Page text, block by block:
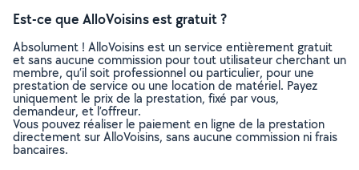
Est-ce que AlloVoisins est gratuit ?
Absolument ! AlloVoisins est un service entièrement gratuit
et sans aucune commission pour tout utilisateur cherchant un
membre, qu’il soit professionnel ou particulier, pour une
prestation de service ou une location de matériel. Payez
uniquement le prix de la prestation, fixé par vous,
demandeur, et l’offreur.
Vous pouvez réaliser le paiement en ligne de la prestation
directement sur AlloVoisins, sans aucune commission ni frais
bancaires.